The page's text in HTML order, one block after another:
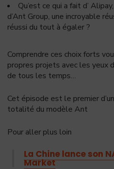
Qu’est ce qui a fait d’
d’Ant Group, une incroyable
réussi du tout à égaler ?
Comprendre ces choix forts
propres projets avec les yeux
de tous les temps…
Cet épisode est le premier
totalité du modèle Ant
Pour aller plus loin
La Chine lance son
Market